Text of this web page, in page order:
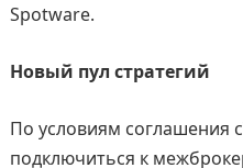
Spotware.
Новый пул стратегий
По условиям соглашения
подключиться к